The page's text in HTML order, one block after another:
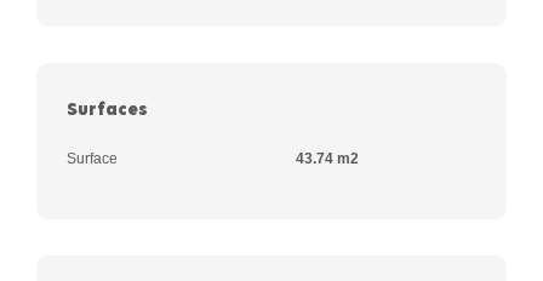
Surfaces
Surface 43.74 m2